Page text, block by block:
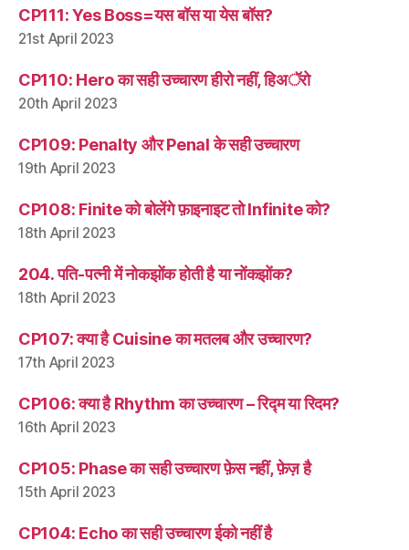
CP111: Yes Boss=यस बॉस या येस बॉस?
21st April 2023
CP110: Hero का सही उच्चारण हीरो नहीं, हिअॅरो
20th April 2023
CP109: Penalty और Penal के सही उच्चारण
19th April 2023
CP108: Finite को बोलेंगे फ़ाइनाइट तो Infinite को?
18th April 2023
204. पति-पत्नी में नोकझोंक होती है या नोंकझोंक?
18th April 2023
CP107: क्या है Cuisine का मतलब और उच्चारण?
17th April 2023
CP106: क्या है Rhythm का उच्चारण – रिद्म या रिदम?
16th April 2023
CP105: Phase का सही उच्चारण फ़ेस नहीं, फ़ेज़ है
15th April 2023
CP104: Echo का सही उच्चारण ईको नहीं है